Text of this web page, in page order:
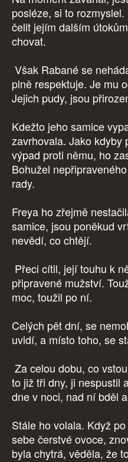
posléze, si to
čelit jejím dalším
chovat.
Však Rabané se
plně respektuje. Je mu
Jejich pudy, jsou
Kdežto jeho samice
zavrhovala. Jako kdyby
výpad proti němu, ho
Bohužel
rady.
Freya ho zřejmě
samice, jsou poněkud
nevědí, co chtějí.
Přeci cítil, její touhu k
připravené mužství.
moc, toužil po ní.
Celých pět dní, se
uvidí, a místo toho, se
Za celou dobu, co
to již tři dny, ji nespustil
dne v noci, nad ní bděl
Stále ho volala. Když
sebe čerstvé ovoce,
byla chytrá, věděla, že